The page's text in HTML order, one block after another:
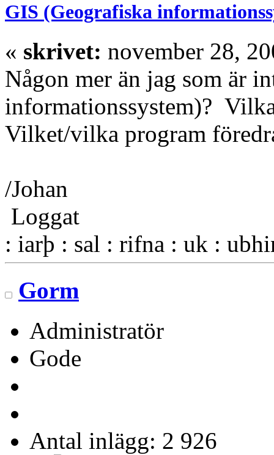
GIS (Geografiska
« skrivet: november 28,
Någon mer än jag som är
informationssystem)?
Vilket/vilka program
/Johan
Loggat
: iarþ : sal : rifna : uk :
Gorm
Administratör
Gode
Antal inlägg: 2 926